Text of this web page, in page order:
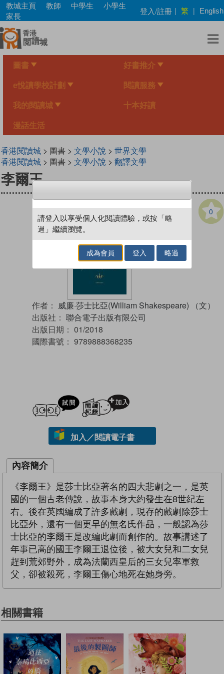
Skip
main
content
教城主頁 教師 中學生
小學生
家長
登入/註冊 | 繁 | English
圖書 好書推介
e悅讀學校計劃 閱讀服務
我的閱讀城 十本好讀
漫話生活
香港閱讀城> 圖書 > 文學小說 > 世界文學
香港閱讀城> 圖書 > 文學小說 > 翻譯文學
李爾王
0
作者： 威廉·莎士比亞(William Shakespeare) （文）
出版社： 聯合電子出版有限公司
出版日期： 01/2018
國際書號： 9789888368235
試閲
加入／閱讀電子書
內容簡介
《李爾王》是莎士比亞著名的四大悲劇之一，是英
國的一個古老傳說，故事本身大約發生在8世紀左
右。後在英國編成了許多戲劇，現存的戲劇除莎士
比亞外，還有一個更早的無名氏作品，一般認為莎
士比亞的李爾王是改編此劇而創作的。故事講述了
年事已高的國王李爾王退位後，被大女兒和二女兒
趕到荒郊野外，成為法蘭西皇后的三女兒率軍救
父，卻被殺死，李爾王傷心地死在她身旁。
相關書籍
請登入以享受個人化閱讀體驗，或按「略
過」繼續瀏覽。
成為會員 登入 略過